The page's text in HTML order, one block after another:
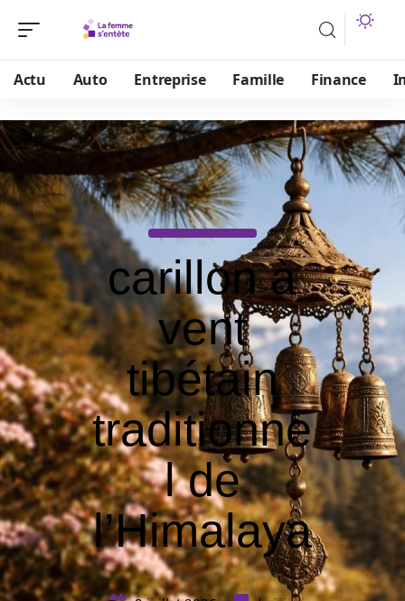
Actu Auto Entreprise Famille Finance
carillon à
vent
tibétain
traditionne
l de
l’Himalaya